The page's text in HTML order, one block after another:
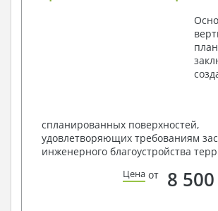
спланированных поверхностей,
удовлетворяющих требованиям
инженерного благоустройства
Цена от 8 500